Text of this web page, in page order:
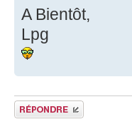
A Bientôt,
Lpg
Publier une réponse